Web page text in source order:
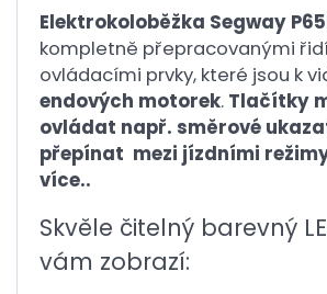
Elektrokoloběžka Segway
kompletně přepracovanými
ovládacími prvky, které jsou k
endových motorek. Tlačítky
ovládat např. směrové
přepínat mezi jízdními
více..
Skvěle čitelný barevný
vám zobrazí: